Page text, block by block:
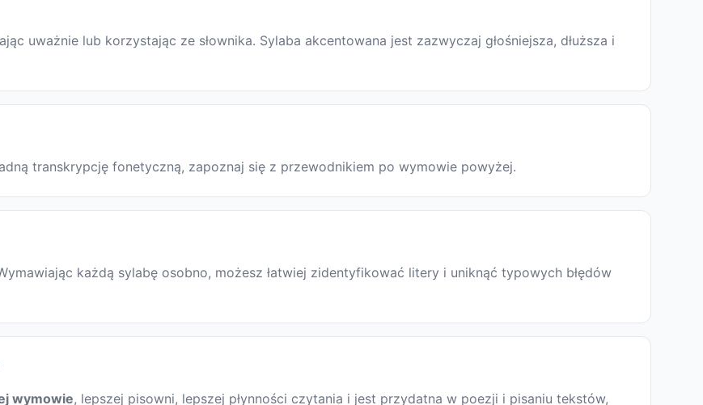
uważnie lub korzystając ze słownika. Sylaba akcentowana jest zazwyczaj głośniejsza, dłuższa i
transkrypcję fonetyczną, zapoznaj się z przewodnikiem po wymowie powyżej.
każdą sylabę osobno, możesz łatwiej zidentyfikować litery i uniknąć typowych błędów
wymowie, lepszej pisowni, lepszej płynności czytania i jest przydatna w poezji i pisaniu tekstów,